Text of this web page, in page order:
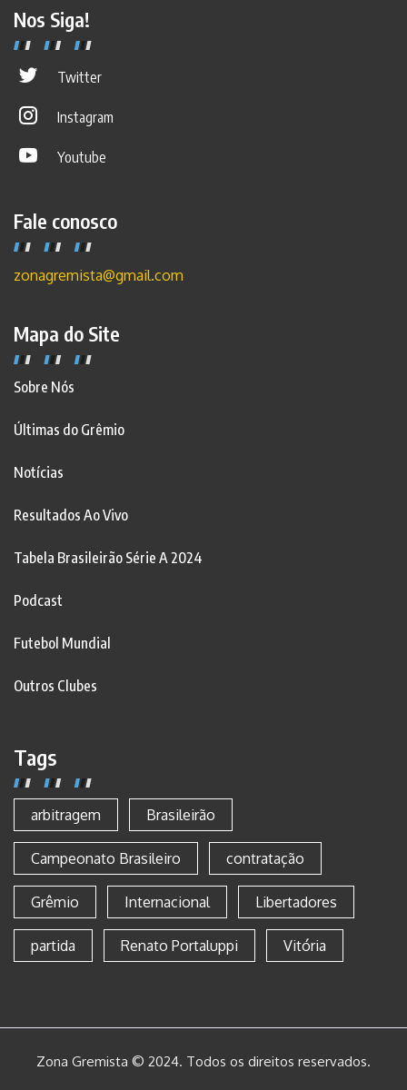
Nos Siga!
Twitter
Instagram
Youtube
Fale conosco
zonagremista@gmail.com
Mapa do Site
Sobre Nós
Últimas do Grêmio
Notícias
Resultados Ao Vivo
Tabela Brasileirão Série A 2024
Podcast
Futebol Mundial
Outros Clubes
Tags
arbitragem Brasileirão
Campeonato Brasileiro contratação
Grêmio Internacional Libertadores
partida Renato Portaluppi Vitória
Zona Gremista © 2024. Todos os direitos reservados.